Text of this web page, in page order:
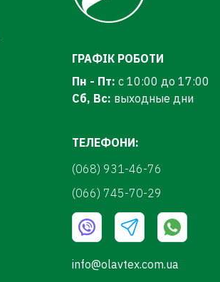
ГРАФІК РОБОТИ
Пн - Пт: с 10:00 до 17:00
Сб, Вс: выходные дни
ТЕЛЕФОНИ:
(068) 931-46-76
(066) 745-70-29
info@olavtex.com.ua